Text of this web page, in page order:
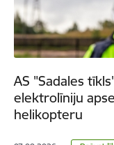
AS "Sadales
elektrolīniju
helikopteru